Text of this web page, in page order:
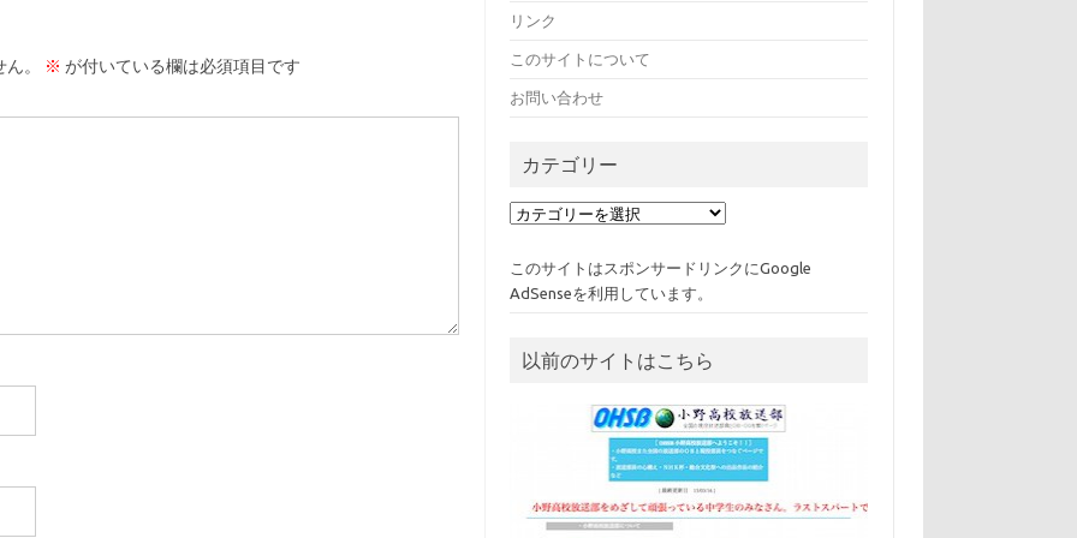
。 ※ が付いている欄は必須項目です
リンク
このサイトについて
お問い合わせ
カテゴリー
カ
リ
ー
このサイトはスポンサードリンクにGoogle
AdSenseを利用しています。
以前のサイトはこちら